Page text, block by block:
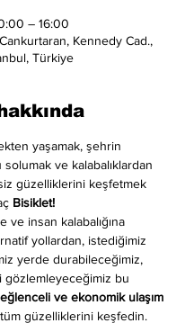
– 16:00
Kennedy Cad.,
Türkiye
yaşamak, şehrin
ve kalabalıklardan
güzelliklerini keşfetmek
Bisiklet!
ve insan kalabalığına
yollardan, istediğimiz
yerde durabileceğimiz,
gözlemleyeceğimiz bu
eğlenceli ve ekonomik ulaşım
güzelliklerini keşfedin.